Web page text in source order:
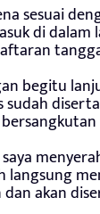
sesuai
di dalam
begitu
sudah
saya
langsung
akan